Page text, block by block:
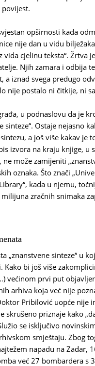
opširnosti kada
nije dan u vidu
vida cjelinu teksta“. Žrtva
Njih zamara i odbija
iznad svega predugo
nije postalo ni čitkije, ni
u podnaslovu da je
sinteze“. Ostaje nejasno
a još više kakav je
izvora na kraju knjige, u
ne može zamijeniti
oznaka. Što znači
kada u njemu,
zračnih snimaka
„znanstvene sinteze“ u
bi još više
većinom prvi put
arhiva koja već nije
Pribilović uopće nije
skrušeno priznaje kako
se isključivo
smještaju. Zbog
napadu na Zadar,
već 27 bombardera s